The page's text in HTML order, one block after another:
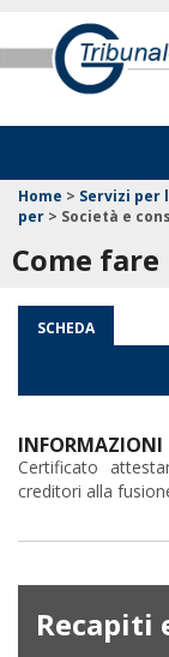
Home > Servizi per
per > Società e
Come fare
SCHEDA
INFORMAZIONI
Certificato
creditori alla
Recapiti